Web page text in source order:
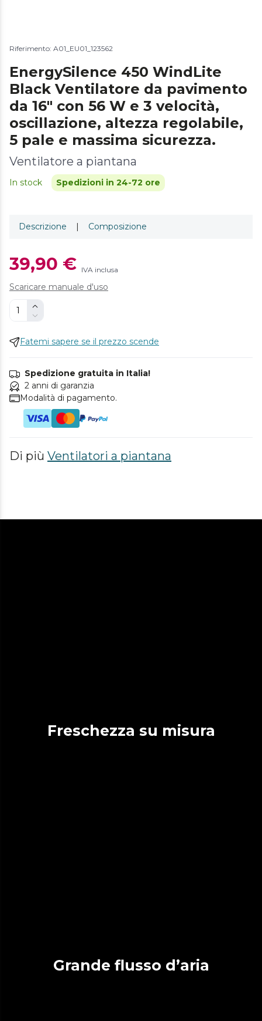
Riferimento: A01_EU01_123562
EnergySilence 450 WindLite
Black Ventilatore da pavimento
da 16" con 56 W e 3 velocità,
oscillazione, altezza regolabile,
5 pale e massima sicurezza.
Ventilatore a piantana
In stock Spedizioni in 24-72 ore
Descrizione | Composizione
39,90 € IVA inclusa
Scaricare manuale d'uso
Fatemi sapere se il prezzo scende
Spedizione gratuita in Italia!
2 anni di garanzia
Modalità di pagamento.
Di più Ventilatori a piantana
Freschezza su misura
Grande flusso d’aria